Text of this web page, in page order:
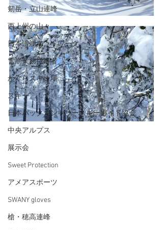
剱岳・立山連峰
西上州の山々
日本雪崩ネットワーク
雪崩業務従事者
かぐらスキー場
スキー
日本バックカントリースキーガイド協会
中央アルプス
展示会
Sweet Protection
アメアスポーツ
SWANY gloves
槍・穂高連峰